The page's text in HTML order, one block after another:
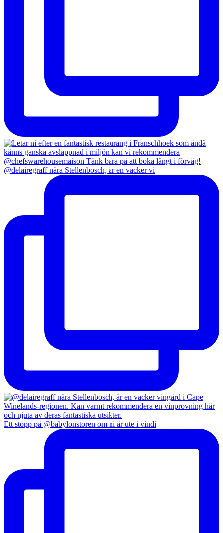
@delairegraff nära Stellenbosch, är en vacker vi
Ett stopp på @babylonstoren om ni är ute i vindi